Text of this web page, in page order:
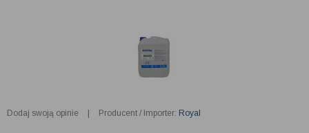
Dodaj swoją opinie Producent / Importer: Royal